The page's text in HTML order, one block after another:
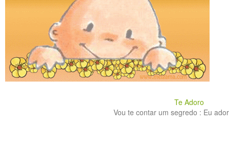
Te Adoro
Vou te contar um segredo : Eu